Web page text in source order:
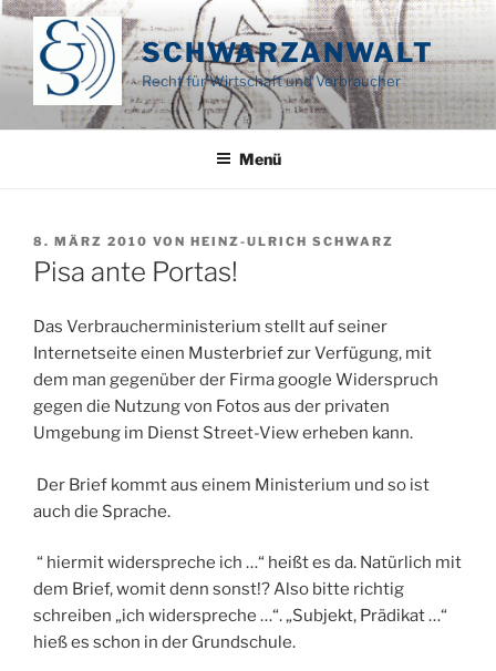
Zum
springen
SCHWARZANWALT
Recht für Wirtschaft und Verbraucher
Menü
VERÖFFENTLICHT
AM
8. MÄRZ 2010 VON HEINZ-ULRICH SCHWARZ
Pisa ante Portas!
Das Verbraucherministerium stellt auf seiner
Internetseite einen Musterbrief zur Verfügung, mit
dem man gegenüber der Firma google Widerspruch
gegen die Nutzung von Fotos aus der privaten
Umgebung im Dienst Street-View erheben kann.
Der Brief kommt aus einem Ministerium und so ist
auch die Sprache.
“ hiermit widerspreche ich …“ heißt es da. Natürlich mit
dem Brief, womit denn sonst!? Also bitte richtig
schreiben „ich widerspreche …“. „Subjekt, Prädikat …“
hieß es schon in der Grundschule.